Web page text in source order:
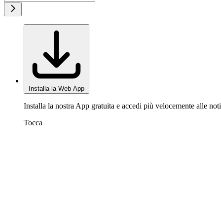
Installa la Web App
Installa la nostra App gratuita e accedi più velocemente alle
Tocca